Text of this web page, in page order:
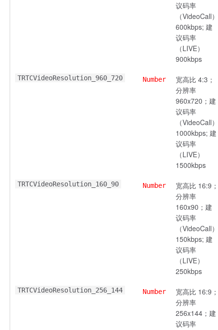
议码率
（VideoCall）
600kbps; 建
议码率
（LIVE）
900kbps
TRTCVideoResolution_960_720 Number
宽高比 4:3；
分辨率
960x720；建
议码率
（VideoCall）
1000kbps; 建
议码率
（LIVE）
1500kbps
TRTCVideoResolution_160_90 Number
宽高比 16:9；
分辨率
160x90；建
议码率
（VideoCall）
150kbps; 建
议码率
（LIVE）
250kbps
TRTCVideoResolution_256_144 Number
宽高比 16:9；
分辨率
256x144；建
议码率